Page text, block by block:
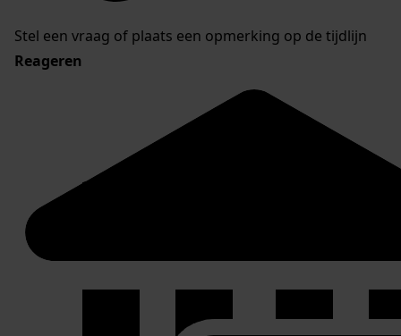
Stel een vraag of plaats een opmerking op de tijdlijn
Reageren